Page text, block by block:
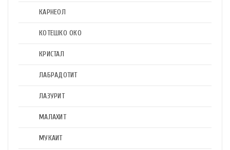
КАРНЕОЛ
КОТЕШКО ОКО
КРИСТАЛ
ЛАБРАДОТИТ
ЛАЗУРИТ
МАЛАХИТ
МУКАИТ